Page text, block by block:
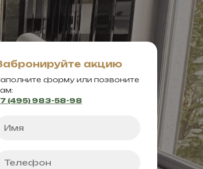
акцию
форму или позвоните
(495) 983-58-98